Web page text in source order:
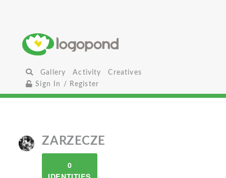
Gallery Activity
Creatives
Sign In / Register
ZARZECZE
0